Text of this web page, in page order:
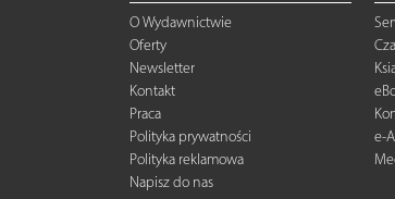
O Wydawnictwie
Oferty
Newsletter
Kontakt
Praca
Polityka prywatności
Polityka reklamowa
Napisz do nas
e-